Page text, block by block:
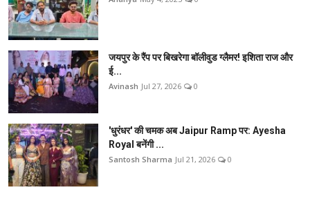
जयपुर के रैंप पर बिखरेगा बॉलीवुड ग्लैमर! इशिता राज और
ई...
Avinash Jul 27, 2026 0
'धुरंधर' की चमक अब Jaipur Ramp पर: Ayesha
Royal बनेंगी ...
Santosh Sharma Jul 21, 2026 0